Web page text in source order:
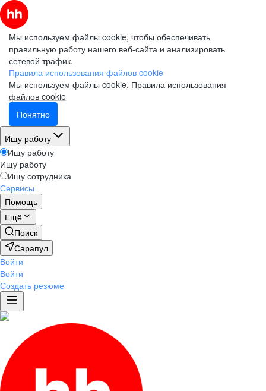
Мы используем файлы cookie, чтобы обеспечивать
правильную работу нашего веб-сайта и анализировать
сетевой трафик.
Правила использования файлов cookie
Мы используем файлы cookie. Правила использования
файлов cookie
Понятно
Ищу работу
Ищу работу
Ищу работу
Ищу сотрудника
Сервисы
Помощь
Ещё
Поиск
Сарапул
Войти
Войти
Создать резюме